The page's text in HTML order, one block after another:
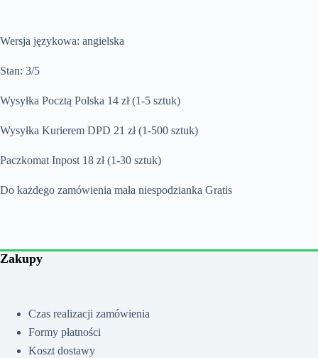
Wersja językowa: angielska
Stan: 3/5
Wysyłka Pocztą Polska 14 zł (1-5 sztuk)
Wysyłka Kurierem DPD 21 zł (1-500 sztuk)
Paczkomat Inpost 18 zł (1-30 sztuk)
Do każdego zamówienia mała niespodzianka Gratis
Zakupy
Czas realizacji zamówienia
Formy płatności
Koszt dostawy